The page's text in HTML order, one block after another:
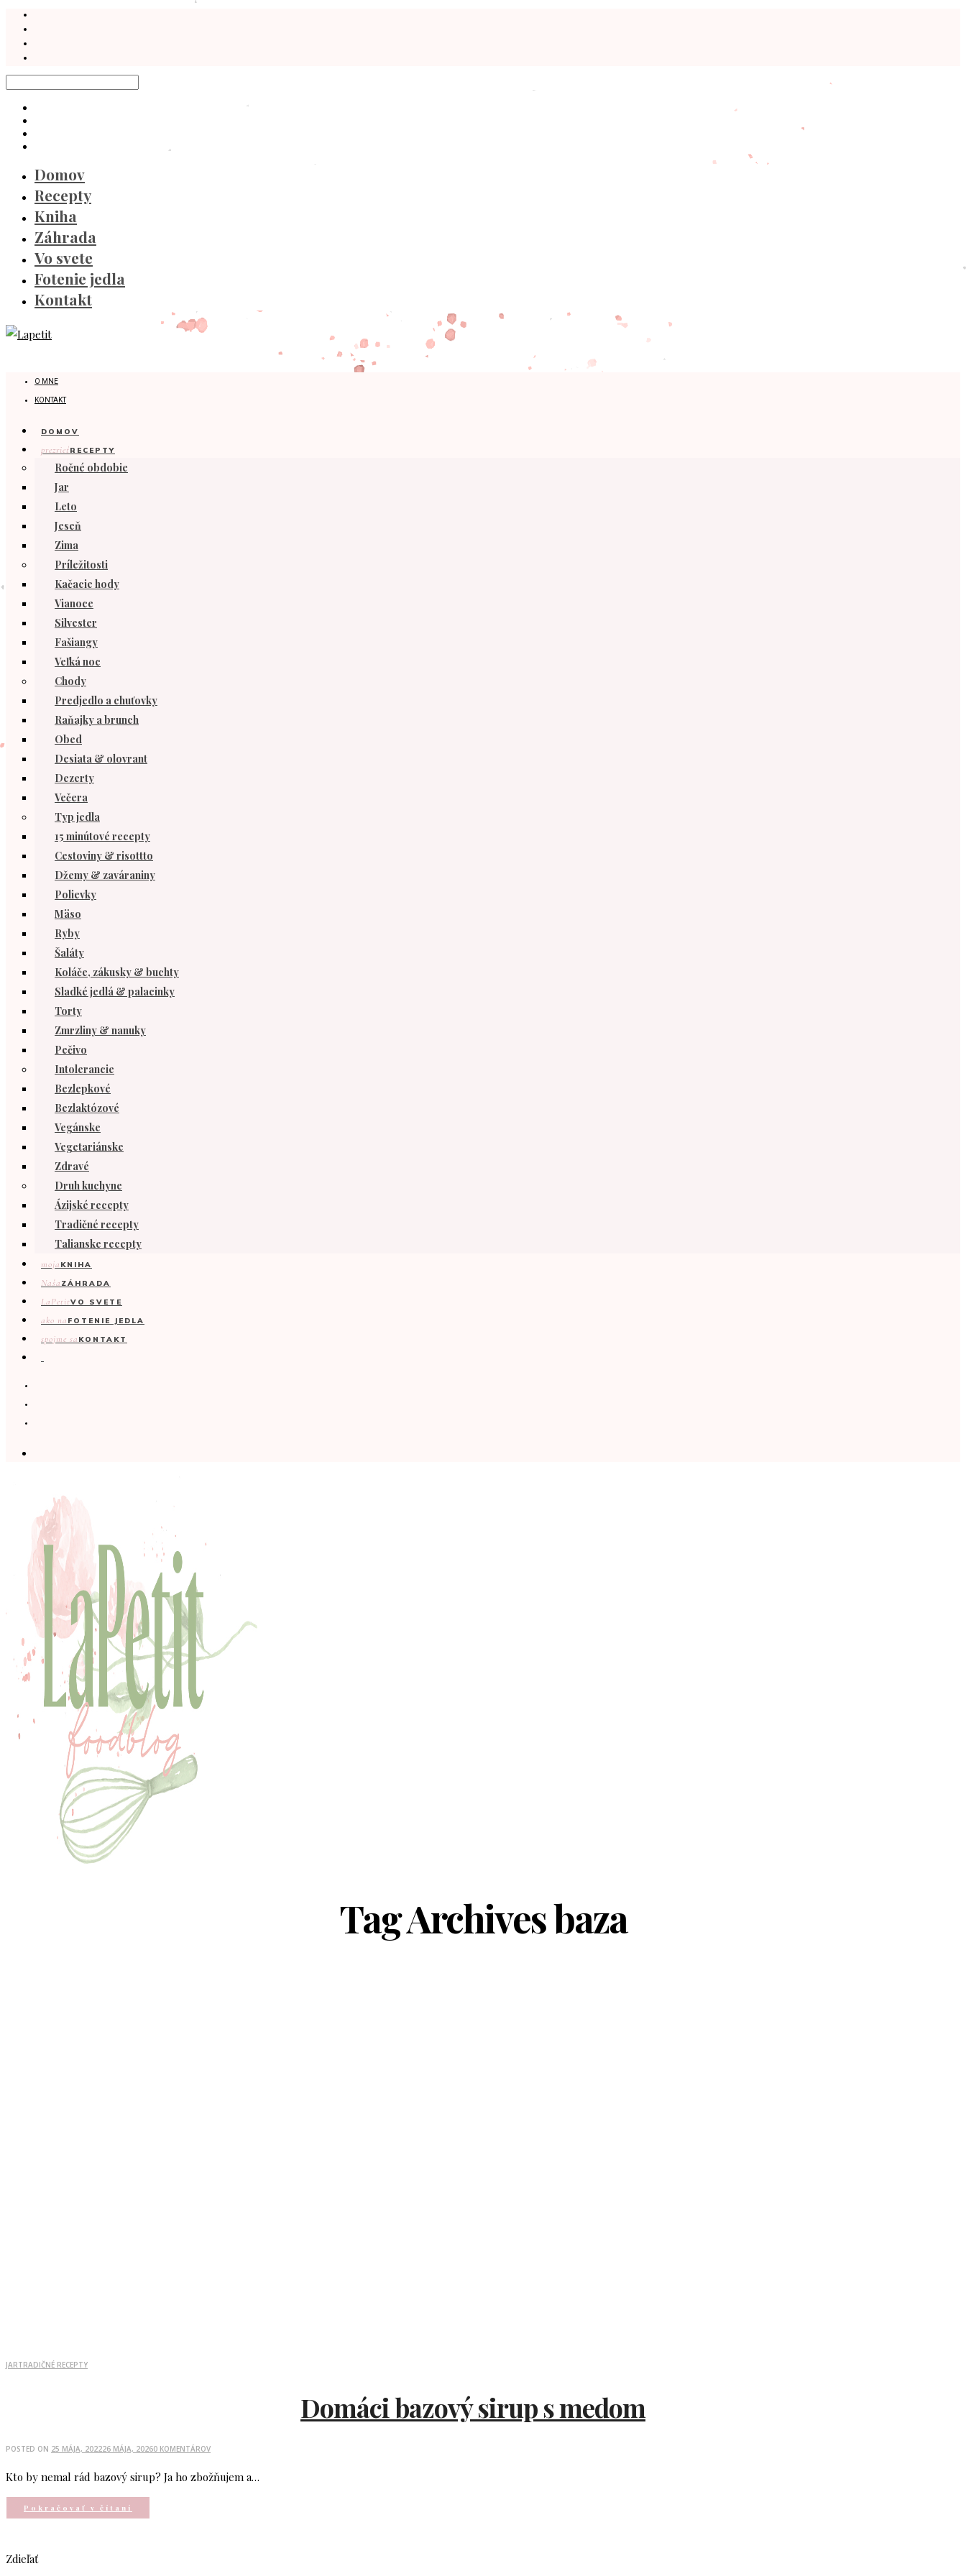
Domov
Recepty
Kniha
Záhrada
Vo svete
Fotenie jedla
Kontakt
O MNE
KONTAKT
DOMOV
prezrieťRECEPTY
Ročné obdobie
Jar
Leto
Jeseň
Zima
Príležitosti
Kačacie hody
Vianoce
Silvester
Fašiangy
Veľká noc
Chody
Predjedlo a chuťovky
Raňajky a brunch
Obed
Desiata & olovrant
Dezerty
Večera
Typ jedla
15 minútové recepty
Cestoviny & risottto
Džemy & zaváraniny
Polievky
Mäso
Ryby
Šaláty
Koláče, zákusky & buchty
Sladké jedlá & palacinky
Torty
Zmrzliny & nanuky
Pečivo
Intolerancie
Bezlepkové
Bezlaktózové
Vegánske
Vegetariánske
Zdravé
Druh kuchyne
Ázijské recepty
Tradičné recepty
Talianske recepty
moja KNIHA
Naša ZÁHRADA
LaPetitVO SVETE
ako na FOTENIE JEDLA
spojme sa KONTAKT
Tag Archivesbaza
JARTRADIČNÉ RECEPTY
Domáci bazový sirup s medom
POSTED ON 25 MÁJA, 202226 MÁJA, 20260 KOMENTÁROV
Kto by nemal rád bazový sirup? Ja ho zbožňujem a…
Pokračovať v čítaní
Zdieľať